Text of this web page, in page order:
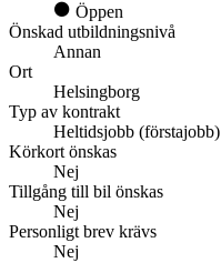
Öppen
Önskad utbildningsnivå
Annan
Ort
Helsingborg
Typ av kontrakt
Heltidsjobb (förstajobb)
Körkort önskas
Nej
Tillgång till bil önskas
Nej
Personligt brev krävs
Nej